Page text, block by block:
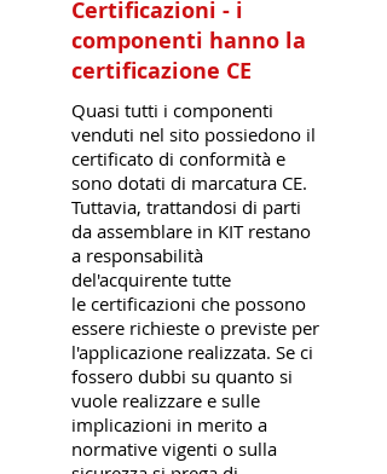
Certificazioni - i
componenti hanno la
certificazione CE
Quasi tutti i componenti
venduti nel sito possiedono il
certificato di conformità e
sono dotati di marcatura CE.
Tuttavia, trattandosi di parti
da assemblare in KIT restano
a responsabilità
del'acquirente tutte
le certificazioni che possono
essere richieste o previste per
l'applicazione realizzata. Se ci
fossero dubbi su quanto si
vuole realizzare e sulle
implicazioni in merito a
normative vigenti o sulla